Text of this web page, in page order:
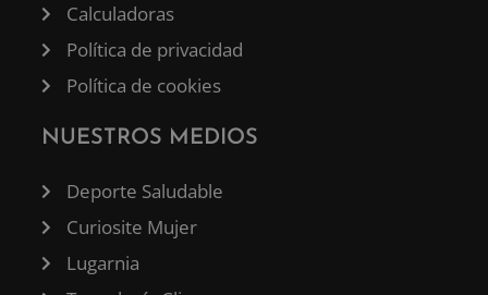
Calculadoras
Política de privacidad
Política de cookies
NUESTROS MEDIOS
Deporte Saludable
Curiosite Mujer
Lugarnia